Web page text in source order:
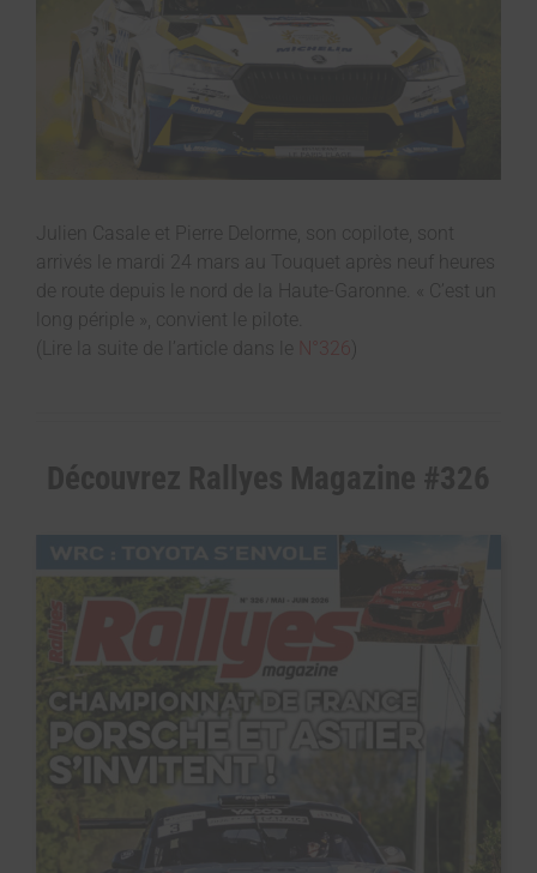
Julien Casale et Pierre Delorme, son copilote, sont
arrivés le mardi 24 mars au Touquet après neuf heures
de route depuis le nord de la Haute-Garonne. « C’est un
long périple », convient le pilote.
(Lire la suite de l’article dans le
N°326 )